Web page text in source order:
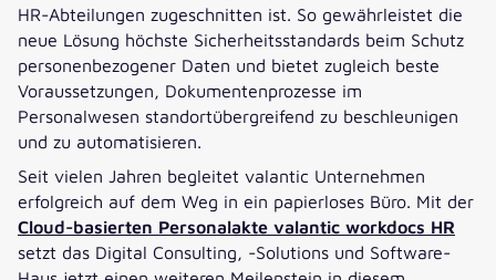
HR-Abteilungen zugeschnitten ist. So gewährleistet die
neue Lösung höchste Sicherheitsstandards beim Schutz
personenbezogener Daten und bietet zugleich beste
Voraussetzungen, Dokumentenprozesse im
Personalwesen standortübergreifend zu beschleunigen
und zu automatisieren.
Seit vielen Jahren begleitet valantic Unternehmen
erfolgreich auf dem Weg in ein papierloses Büro. Mit der
Cloud-basierten Personalakte valantic workdocs HR
setzt das Digital Consulting, -Solutions und Software-